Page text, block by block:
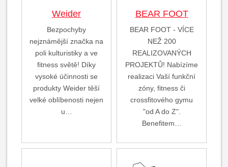
Weider
Bezpochyby
nejznámější značka na
poli kulturistiky a ve
fitness světě! Díky
vysoké účinnosti se
produkty Weider těší
velké oblíbenosti nejen
u…
BEAR FOOT
BEAR FOOT - VÍCE
NEŽ 200
REALIZOVANÝCH
PROJEKTŮ! Nabízíme
realizaci Vaší funkční
zóny, fitness či
crossfitového gymu
"od A do Z".
Benefitem…